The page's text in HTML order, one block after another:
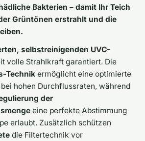
Bakterien – damit Ihr Teich
Grüntönen erstrahlt und die
selbstreinigenden UVC-
volle Strahlkraft garantiert. Die
Technik ermöglicht eine optimierte
hohen Durchflussraten, während
der
eine perfekte Abstimmung
erlaubt. Zusätzlich schützen
die Filtertechnik vor